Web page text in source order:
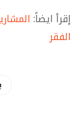
إقرأ ايضاً:
الفقر